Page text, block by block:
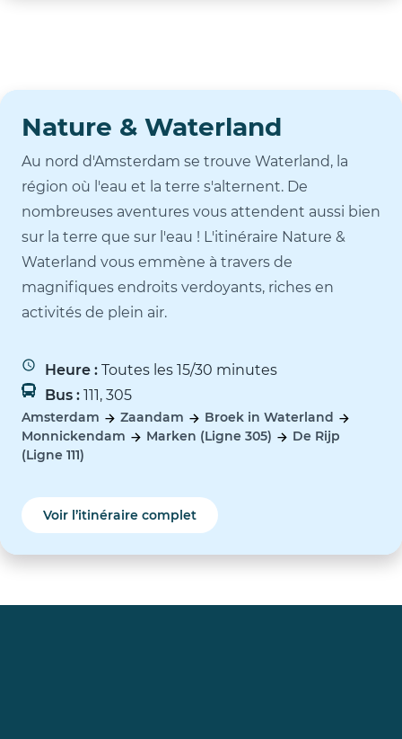
Nature & Waterland
Au nord d'Amsterdam se trouve Waterland, la
région où l'eau et la terre s'alternent. De
nombreuses aventures vous attendent aussi bien
sur la terre que sur l'eau ! L'itinéraire Nature &
Waterland vous emmène à travers de
magnifiques endroits verdoyants, riches en
activités de plein air.
Heure : Toutes les 15/30 minutes
Bus : 111, 305
Amsterdam Zaandam
Broek in Waterland
Monnickendam
Marken (Ligne 305)
De Rijp
(Ligne 111)
Voir l’itinéraire complet